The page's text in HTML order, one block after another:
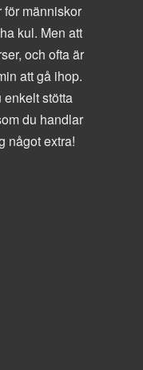
människor
kul. Men att
och ofta är
att gå ihop.
stötta
du handlar
något extra!